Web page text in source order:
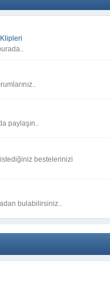
paylaşın..
istediğiniz bestelerinizi
bulabilirsiniz..